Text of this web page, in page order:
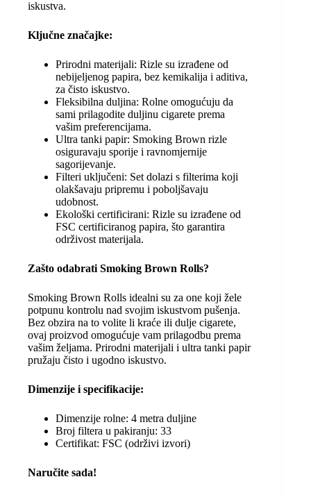
iskustva.
Ključne značajke:
Prirodni materijali: Rizle su izrađene od
nebijeljenog papira, bez kemikalija i aditiva,
za čisto iskustvo.
Fleksibilna duljina: Rolne omogućuju da
sami prilagodite duljinu cigarete prema
vašim preferencijama.
Ultra tanki papir: Smoking Brown rizle
osiguravaju sporije i ravnomjernije
sagorijevanje.
Filteri uključeni: Set dolazi s filterima koji
olakšavaju pripremu i poboljšavaju
udobnost.
Ekološki certificirani: Rizle su izrađene od
FSC certificiranog papira, što garantira
održivost materijala.
Zašto odabrati Smoking Brown Rolls?
Smoking Brown Rolls idealni su za one koji žele
potpunu kontrolu nad svojim iskustvom pušenja.
Bez obzira na to volite li kraće ili dulje cigarete,
ovaj proizvod omogućuje vam prilagodbu prema
vašim željama. Prirodni materijali i ultra tanki papir
pružaju čisto i ugodno iskustvo.
Dimenzije i specifikacije:
Dimenzije rolne: 4 metra duljine
Broj filtera u pakiranju: 33
Certifikat: FSC (održivi izvori)
Naručite sada!